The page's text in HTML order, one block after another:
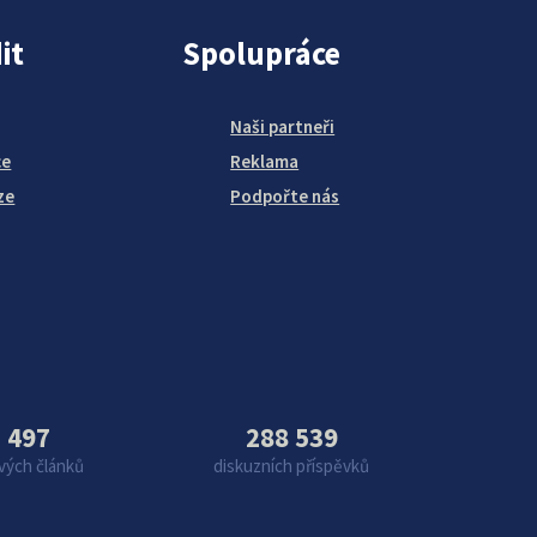
Spolupráce
Naši partneři
Reklama
Podpořte nás
497
článků
288 539
diskuzních příspěvků